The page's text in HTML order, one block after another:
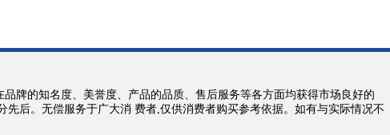
牌的知名度、美誉度、产品的品质、售后服务等各方面均获得市场良好的
后。无偿服务于广大消 费者,仅供消费者购买参考依据。如有与实际情况不